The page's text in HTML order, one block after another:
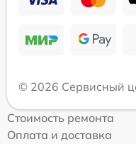
© 2026 Сервисный
Стоимость ремонта
Оплата и доставка